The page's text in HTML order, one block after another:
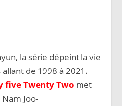
la série dépeint la vie
de 1998 à 2021.
five Twenty Two met
Joo-